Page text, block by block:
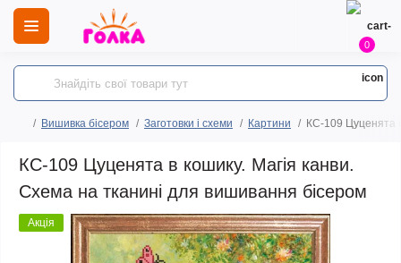
0
Вишивка бісером Заготовки і схеми Картини КС-109 Цуценята
КС-109 Цуценята в кошику. Магія канви.
Схема на тканині для вишивання бісером
Акція